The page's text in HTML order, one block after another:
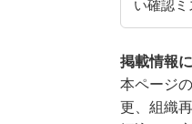
い確認ミ
掲載情報
本ページ
更、組織